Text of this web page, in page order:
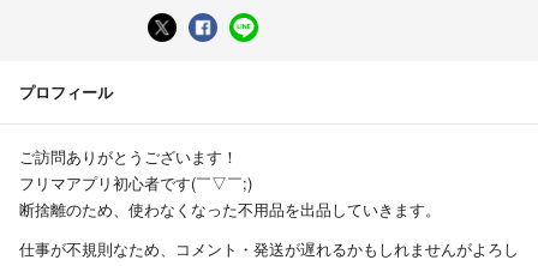
プロフィール
ご訪問ありがとうございます！
フリマアプリ初心者です(￣▽︎￣;)
断捨離のため、使わなくなった不用品を出品していきます。
仕事が不規則なため、コメント・発送が遅れるかもしれませんがよろし